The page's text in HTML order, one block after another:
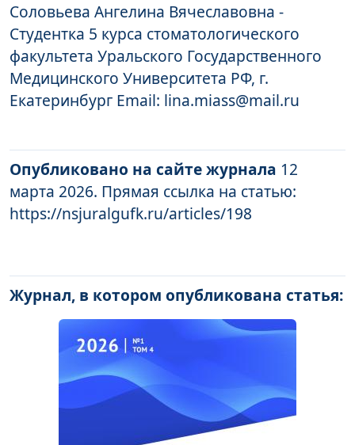
Соловьева Ангелина Вячеславовна -
Студентка 5 курса стоматологического
факультета Уральского Государственного
Медицинского Университета РФ, г.
Екатеринбург Email: lina.miass@mail.ru
Опубликовано на сайте журнала 12
марта 2026. Прямая ссылка на статью:
https://nsjuralgufk.ru/articles/198
Журнал, в котором опубликована статья: